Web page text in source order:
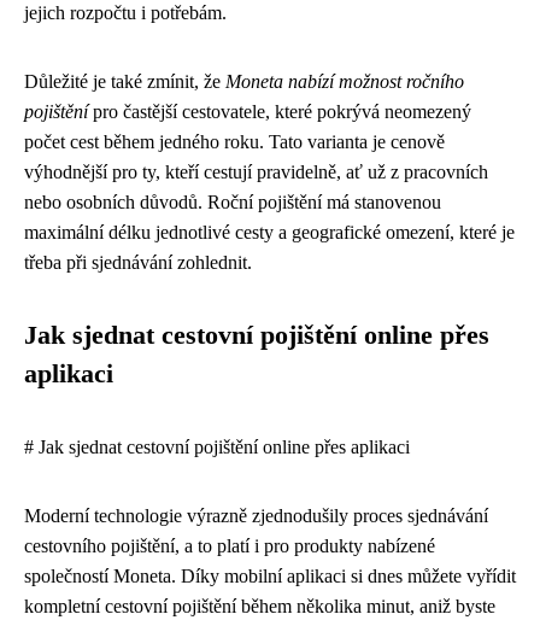
jejich rozpočtu i potřebám.
Důležité je také zmínit, že Moneta nabízí možnost ročního
pojištěnípro častější cestovatele, které pokrývá neomezený
počet cest během jedného roku. Tato varianta je cenově
výhodnější pro ty, kteří cestují pravidelně, ať už z pracovních
nebo osobních důvodů. Roční pojištění má stanovenou
maximální délku jednotlivé cesty a geografické omezení, které je
třeba při sjednávání zohlednit.
Jak sjednat cestovní pojištění online přes
aplikaci
# Jak sjednat cestovní pojištění online přes aplikaci
Moderní technologie výrazně zjednodušily proces sjednávání
cestovního pojištění, a to platí i pro produkty nabízené
společností Moneta. Díky mobilní aplikaci si dnes můžete vyřídit
kompletní cestovní pojištění během několika minut, aniž byste